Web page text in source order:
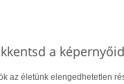
a
az életünk elengedhetetlen